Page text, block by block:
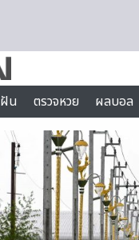
น ตรวจหวย ผลบอล